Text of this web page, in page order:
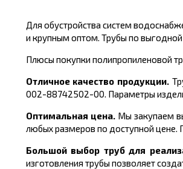
Для обустройства систем
и крупным оптом. Трубы по
Плюсы покупки полипропиленовой
Отличное качество продукции.
002-88742502-00. Параметры
Оптимальная цена.Мы закупаем
любых размеров по доступной цене.
Большой выбор труб для
изготовления трубы позволяет